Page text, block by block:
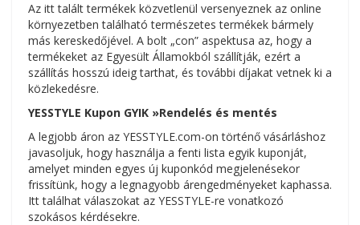
Az itt talált termékek közvetlenül versenyeznek az online
környezetben található természetes termékek bármely
más kereskedőjével. A bolt „con” aspektusa az, hogy a
termékeket az Egyesült Államokból szállítják, ezért a
szállítás hosszú ideig tarthat, és további díjakat vetnek ki a
közlekedésre.
YESSTYLE Kupon GYIK »Rendelés és mentés
A legjobb áron az YESSTYLE.com-on történő vásárláshoz
javasoljuk, hogy használja a fenti lista egyik kuponját,
amelyet minden egyes új kuponkód megjelenésekor
frissítünk, hogy a legnagyobb árengedményeket kaphassa.
Itt találhat válaszokat az YESSTYLE-re vonatkozó
szokásos kérdésekre.